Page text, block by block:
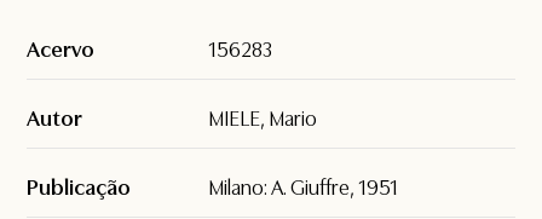
Acervo 156283
Autor MIELE, Mario
Publicação Milano: A. Giuffre, 1951